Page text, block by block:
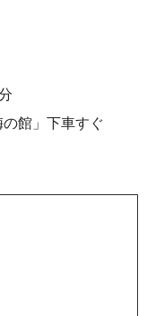
館」下車すぐ